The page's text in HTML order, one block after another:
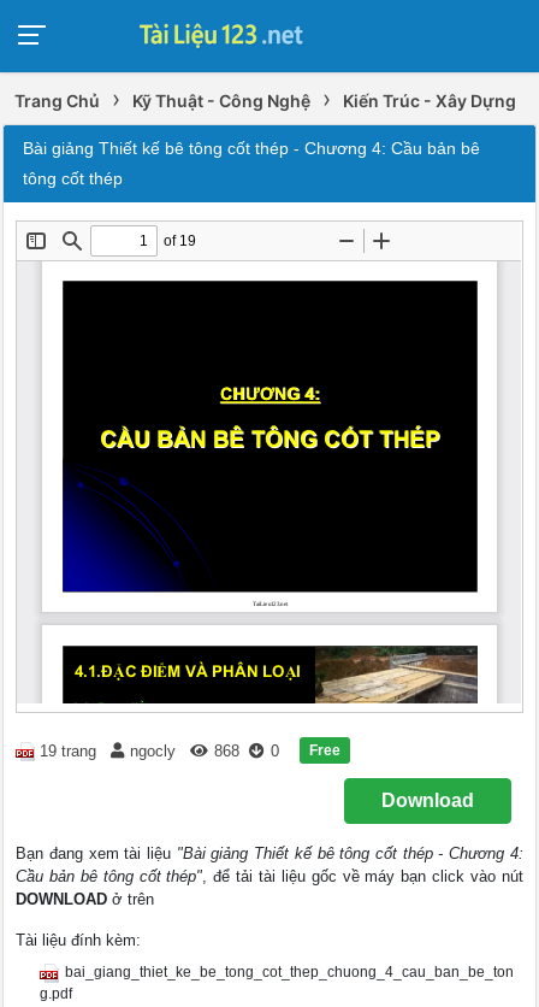
Trang Chủ › Kỹ Thuật - Công Nghệ › Kiến Trúc - Xây Dựng
Bài giảng Thiết kế bê tông cốt thép - Chương 4: Cầu bản bê
tông cốt thép
19 trang ngocly 868 0 Free
Download
Bạn đang xem tài liệu "Bài giảng Thiết kế bê tông cốt thép - Chương 4:
Cầu bản bê tông cốt thép", để tải tài liệu gốc về máy bạn click vào nút
DOWNLOAD ở trên
Tài liệu đính kèm:
bai_giang_thiet_ke_be_tong_cot_thep_chuong_4_cau_ban_be_ton
g.pdf